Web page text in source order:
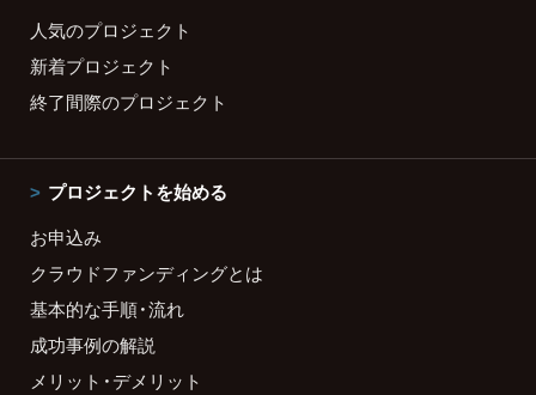
人気のプロジェクト
新着プロジェクト
終了間際のプロジェクト
プロジェクトを始める
お申込み
クラウドファンディングとは
基本的な手順・流れ
成功事例の解説
メリット・デメリット